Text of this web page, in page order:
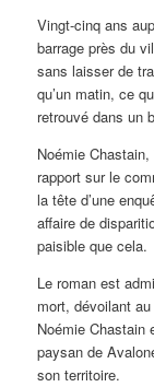
Vingt-cinq ans
barrage près du
sans laisser de
qu’un matin, ce
retrouvé dans un
Noémie
rapport sur le
la tête d’une
affaire de
paisible que cela.
Le roman est
mort, dévoilant
Noémie Chastain
paysan de
son territoire.